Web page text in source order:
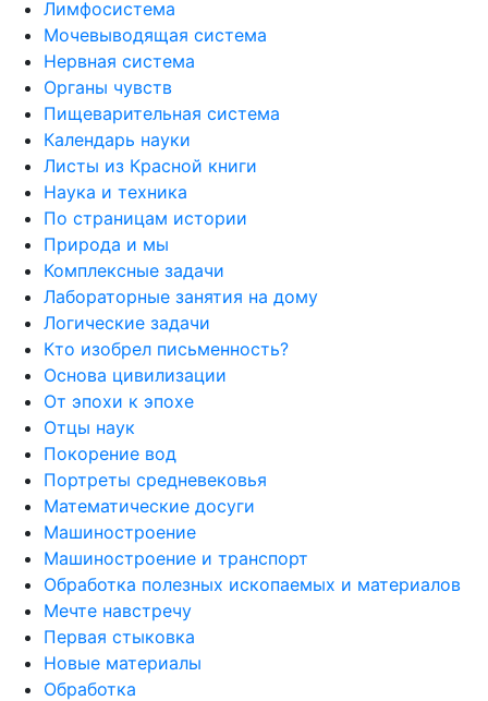
Лимфосистема
Мочевыводящая система
Нервная система
Органы чувств
Пищеварительная система
Календарь науки
Листы из Красной книги
Наука и техника
По страницам истории
Природа и мы
Комплексные задачи
Лабораторные занятия на дому
Логические задачи
Кто изобрел письменность?
Основа цивилизации
От эпохи к эпохе
Отцы наук
Покорение вод
Портреты средневековья
Математические досуги
Машиностроение
Машиностроение и транспорт
Обработка полезных ископаемых и материалов
Мечте навстречу
Первая стыковка
Новые материалы
Обработка